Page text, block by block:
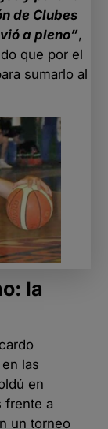
de Clubes
a pleno”,
que por el
sumarlo al
la
las
en
frente a
un torneo